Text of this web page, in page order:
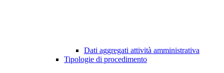
Dati aggregati attività amministrativa
Tipologie di procedimento